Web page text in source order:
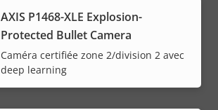
AXIS P1468-XLE Explosion-
Protected Bullet Camera
Caméra certifiée zone 2/division 2 avec
deep learning